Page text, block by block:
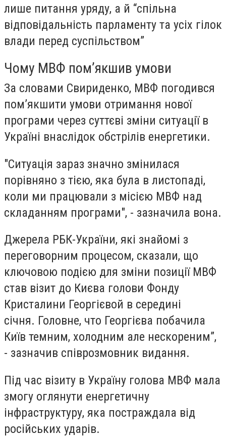
лише питання уряду, а й “спільна
відповідальність парламенту та усіх гілок
влади перед суспільством”
Чому МВФ пом’якшив умови
За словами Свириденко, МВФ погодився
пом’якшити умови отримання нової
програми через суттєві зміни ситуації в
Україні внаслідок обстрілів енергетики.
"Ситуація зараз значно змінилася
порівняно з тією, яка була в листопаді,
коли ми працювали з місією МВФ над
складанням програми", - зазначила вона.
Джерела РБК-України, які знайомі з
переговорним процесом, сказали, що
ключовою подією для зміни позиції МВФ
став візит до Києва голови Фонду
Кристалини Георгієвой в середині
січня. Головне, что Георгієва побачила
Київ темним, холодним але нескореним”,
- зазначив співрозмовник видання.
Під час візиту в Україну голова МВФ мала
змогу оглянути енергетичну
інфраструктуру, яка постраждала від
російських ударів.